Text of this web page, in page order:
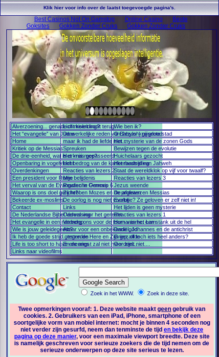
Best Casinos Not On Gamstop Online Casino
Beste
Goksites
Gokken Zonder Cruks Gokken Zonder Cruks
Alverzoening... genade of misleiding?
Licht keert nooit terugWie ben ik?
Het “evangelie” van JudasDe werkelijke reden van Jezus' kruisdood
O Babylon, gij grote stad
Home
maar ik had de liefde niet...Het mysterie van de zonen Gods
Kritiek op de MessiasSpreuken
Bewijzen tegen de evolutie
De drie-eenheid, wat is er mis mee?
Het kruis gepasseerdHuichelaars gezocht
Openbaring in vogelvluchtHet bedrog van de kankerbestrijding
Het raadsel van Jahweh
Overdenkingen
Reacties van lezers 2Staat de wereldklok op vijf voor twaalf?
Een president voor RomeMijn belijdenis
Reacties van lezers 3
Het verval van de Evangelische Omroep
Reuzen in Genesis 6Jezus weende
Waarop is ons doel gericht?Zij hebben Mozes en de profetenDe afgewezen Messias
Bekeerde ex-moslimsDe oorlog is nog niet voorbijEvolutie? Ze geloven er zelf niet in!
Contact
Links
Het lijden is geen mysterie
De Nederlandse Bijbel VervalsingOuders voor het gerechtReacties van lezers 1
Het evangelie in een notendopVerberg ons voor de toorn van het Lam
Humanisme: een stank uit de hel
Wie is jouw geleidegeest?Altaar voor een onbekende godDaniël, Johannes en de antichrist
Ik heb de goede strijd gestreden...tegen de Here en Zijn gezalfdeGriep, of toch iets heel anders?
Life is too short to have enemiesEn de angst zal niet meer zijn...
Oordeelt niet....
Links naar videofilms
Zoek in het WWW. Zoek in deze site.
Twee opmerkingen vooraf: 1. Deze website maaktgeen gebruik van
cookies. 2. Gebruikers van een iPad, iPhone, smartphone of een
soortgelijke vorm van mobiel internet: mocht je binnen 4 seconden nog
niet verder zijn gesurfd, neem dan tenminste de tijd en bekijk deze
pagina op deze manier, voor een maximale viewport breedte. Deze site
is namelijk geschreven voor serieuze zoekers die de tijd nemen om de
serieuze onderwerpen op deze site serieus te lezen.
Klik hier voor info over de laatst toegevoegde pagina's.